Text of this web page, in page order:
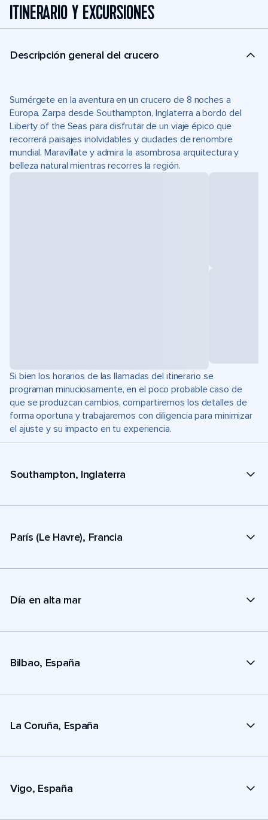
ITINERARIO Y EXCURSIONES
Descripción general del crucero
Sumérgete en la aventura en un crucero de 8 noches a
Europa. Zarpa desde Southampton, Inglaterra a bordo del
Liberty of the Seas para disfrutar de un viaje épico que
recorrerá paisajes inolvidables y ciudades de renombre
mundial. Maravíllate y admira la asombrosa arquitectura y
belleza natural mientras recorres la región.
Si bien los horarios de las llamadas del itinerario se
programan minuciosamente, en el poco probable caso de
que se produzcan cambios, compartiremos los detalles de
forma oportuna y trabajaremos con diligencia para minimizar
el ajuste y su impacto en tu experiencia.
Southampton, Inglaterra
París (Le Havre), Francia
Día en alta mar
Bilbao, España
La Coruña, España
Vigo, España